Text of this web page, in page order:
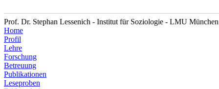
Prof. Dr. Stephan Lessenich - Institut für Soziologie - LMU
Home
Profil
Lehre
Forschung
Betreuung
Publikationen
Leseproben